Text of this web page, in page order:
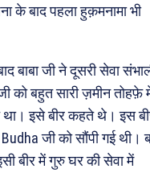
के बाद पहला हुक़मनामा भी
बाबा जी ने दूसरी सेवा
बहुत सारी ज़मीन तोहफ़े
था। इसे बीर कहते थे। इस
जी को सौंपी गई थी।
बीर में गुरु घर की सेवा में